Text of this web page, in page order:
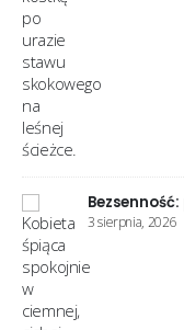
25 lipca, 2026